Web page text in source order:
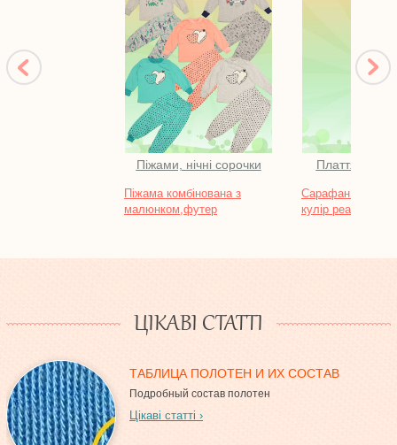
Піжами, нічні сорочки
Піжама комбінована з
малюнком,футер
Плаття та
Сарафан
кулір реактив
ЦІКАВІ СТАТТІ
ТАБЛИЦА ПОЛОТЕН И ИХ СОСТАВ
Подробный состав полотен
Цікаві статті